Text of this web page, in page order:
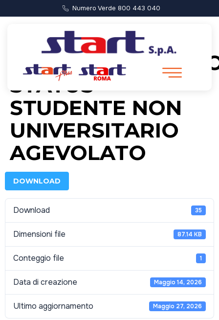
Numero Verde 800 443 040
STATUS
STUDENTE NON
UNIVERSITARIO
AGEVOLATO
DOWNLOAD
Download 35
Dimensioni file 87.14 KB
Conteggio file 1
Data di creazione Maggio 14, 2026
Ultimo aggiornamento Maggio 27, 2026